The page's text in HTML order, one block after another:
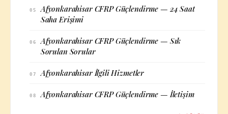
05
Afyonkarahisar CFRP Güçlendirme — 24 Saat
Saha Erişimi
06
Afyonkarahisar CFRP Güçlendirme — Sık
Sorulan Sorular
07 Afyonkarahisar İlgili Hizmetler
08 Afyonkarahisar CFRP Güçlendirme — İletişim